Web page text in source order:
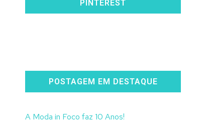
PINTEREST
POSTAGEM EM DESTAQUE
A Moda in Foco faz 10 Anos!